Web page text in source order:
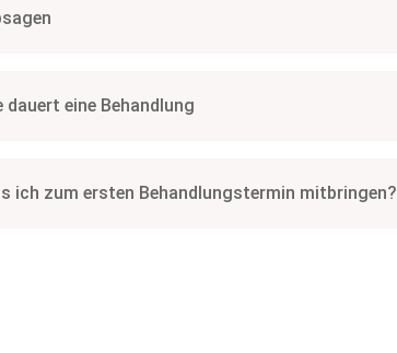
dauert eine Behandlung
ich zum ersten Behandlungstermin mitbringen?